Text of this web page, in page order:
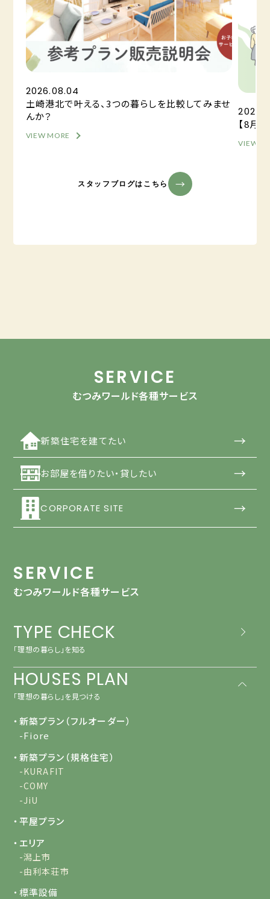
2026.08.04
土崎港北で叶える、3つの暮らしを比較してみませ
んか？
VIEW MORE
【8月
VIEW
スタッフブログはこちら
SERVICE
むつみワールド各種サービス
新築住宅を建てたい →
お部屋を借りたい・貸したい →
CORPORATE SITE →
SERVICE
むつみワールド各種サービス
TYPE CHECK
「理想の暮らし」を知る
HOUSES PLAN
「理想の暮らし」を見つける
・新築プラン（フルオーダー）
-Fiore
・新築プラン（規格住宅）
-KURAFIT
-COMY
-JiU
・平屋プラン
・エリア
-潟上市
-由利本荘市
・標準設備